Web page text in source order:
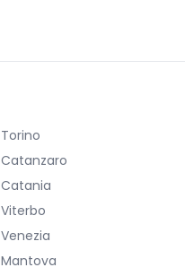
Torino
Catanzaro
Catania
Viterbo
Venezia
Mantova